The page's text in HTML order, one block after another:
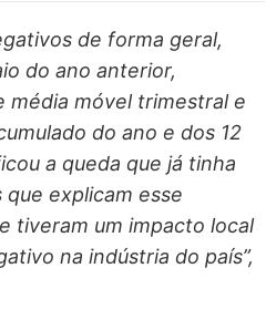
de forma geral,
do ano anterior,
móvel trimestral e
do ano e dos 12
a queda que já tinha
explicam esse
tiveram um impacto local
na indústria do país”,